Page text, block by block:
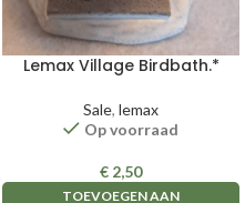
Lemax Village Birdbath.*
Sale, lemax
Op voorraad
€ 2,50
TOEVOEGEN AAN